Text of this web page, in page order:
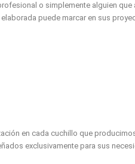
o simplemente alguien
puede marcar en sus
en cada cuchillo que
exclusivamente para sus